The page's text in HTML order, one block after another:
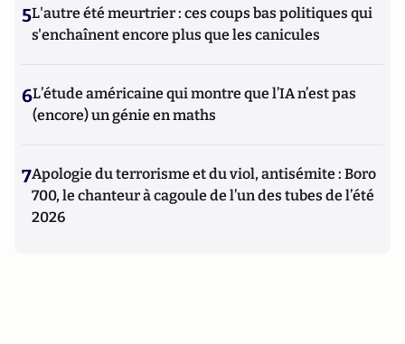
5L'autre été meurtrier : ces coups bas politiques qui
s'enchaînent encore plus que les canicules
6L’étude américaine qui montre que l’IA n’est pas
(encore) un génie en maths
7Apologie du terrorisme et du viol, antisémite : Boro
700, le chanteur à cagoule de l’un des tubes de l’été
2026